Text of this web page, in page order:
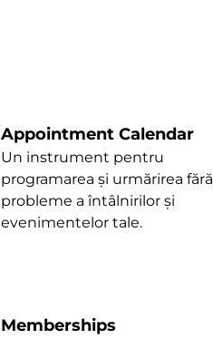
Appointment Calendar
Un instrument pentru
programarea și urmărirea fără
probleme a întâlnirilor și
evenimentelor tale.
Memberships